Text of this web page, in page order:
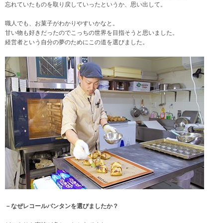
忘れていたものを取り戻していったというか、思い出して。
職人でも、お菓子がわかりやすいかなと。
甘い物も好きだったのでこっちの世界を目指そうと思いました。
経営者という自分の夢のためにこの道を選びました。
－なぜレコールバンタンを選びましたか？